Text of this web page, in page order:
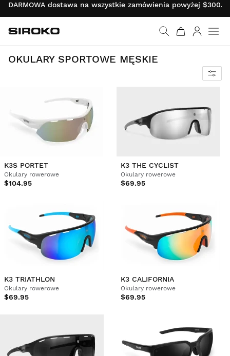
DARMOWA dostawa na wszystkie zamówienia powyżej
Siroko.com
OKULARY SPORTOWE MĘSKIE
Chroń oczy przed słońcem i urazami dzięki najbardziej technicznym materiałom Siroko.
K3S PORTET
Okulary rowerowe
$104.95
K3 THE CYCLIST
Okulary rowerowe
$69.95
K3 TRIATHLON
Okulary rowerowe
$69.95
K3 CALIFORNIA
Okulary rowerowe
$69.95